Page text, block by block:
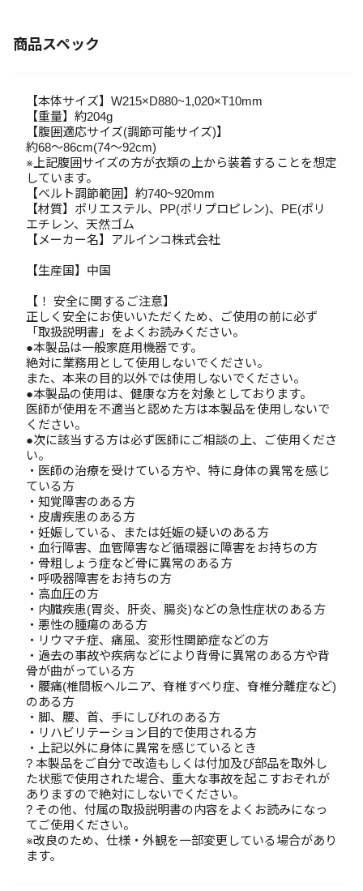
商品スペック
【本体サイズ】W215×D880~1,020×T10mm
【重量】約204g
【腹囲適応サイズ(調節可能サイズ)】
約68～86cm(74～92cm)
※上記腹囲サイズの方が衣類の上から装着することを想定
しています。
【ベルト調節範囲】約740~920mm
【材質】ポリエステル、PP(ポリプロピレン)、PE(ポリ
エチレン、天然ゴム
【メーカー名】アルインコ株式会社
【生産国】中国
【！ 安全に関するご注意】
正しく安全にお使いいただくため、ご使用の前に必ず
「取扱説明書」をよくお読みください。
●本製品は一般家庭用機器です。
絶対に業務用として使用しないでください。
また、本来の目的以外では使用しないでください。
●本製品の使用は、健康な方を対象としております。
医師が使用を不適当と認めた方は本製品を使用しないで
ください。
●次に該当する方は必ず医師にご相談の上、ご使用くださ
い。
・医師の治療を受けている方や、特に身体の異常を感じ
ている方
・知覚障害のある方
・皮膚疾患のある方
・妊娠している、または妊娠の疑いのある方
・血行障害、血管障害など循環器に障害をお持ちの方
・骨粗しょう症など骨に異常のある方
・呼吸器障害をお持ちの方
・高血圧の方
・内臓疾患(胃炎、肝炎、腸炎)などの急性症状のある方
・悪性の腫瘍のある方
・リウマチ症、痛風、変形性関節症などの方
・過去の事故や疾病などにより背骨に異常のある方や背
骨が曲がっている方
・腰痛(椎間板ヘルニア、脊椎すべり症、脊椎分離症など)
のある方
・脚、腰、首、手にしびれのある方
・リハビリテーション目的で使用される方
・上記以外に身体に異常を感じているとき
? 本製品をご自分で改造もしくは付加及び部品を取外し
た状態で使用された場合、重大な事故を起こすおそれが
ありますので絶対にしないでください。
? その他、付属の取扱説明書の内容をよくお読みになっ
てご使用ください。
※改良のため、仕様・外観を一部変更している場合があり
ます。